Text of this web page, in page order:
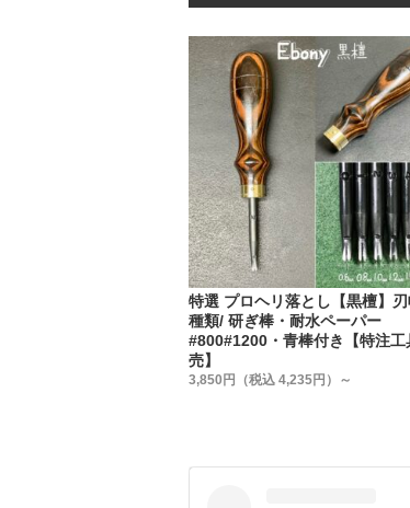
特選 プロヘリ落とし【黒檀】
種類/ 研ぎ棒・耐水ペーパー
#800#1200・青棒付き【特注工
売】
3,850円（税込 4,235円）～